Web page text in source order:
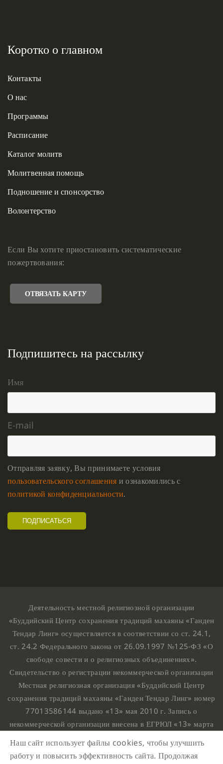
Коротко о главном
Контакты
О нас
Программы
Расписание
Каталог молитв
Молитвенная помощь
Подношение и спонсорство
Волонтерство
Если Вы хотите приостановить систематические
пожертвования:
ОТВЯЗАТЬ КАРТУ
Подпишитесь на рассылку
Имя
E-mail
Отправляя заявку, Вы принимаете условия
пользовательского соглашения и ознакомились с
политикой конфиденциальности.
Деятельность местной религиозной организации
«Буддийский Центр сохранения традиций махаяны «Ганден
Тендар Линг» осуществляется в соответствии со ст. 24.1,
ст. 24.2 Федерального закона от 26.09.1997 №125-ФЗ «О
свободе совести и о религиозных объединениях».
Свидетельство о регистрации некоммерческой организации
Местная религиозная организация «Буддийский Центр
сохранения традиций махаяны «Ганден Тендар Линг» номер
77013586144 выдано «13» мая 2010 г. Запись о
некоммерческой организации внесена в ЕГРЮЛ «13» марта
номером 1107799015708.
Наш сайт использует файлы cookies, чтобы улучшить
работу и повысить эффективность сайта. Продолжая